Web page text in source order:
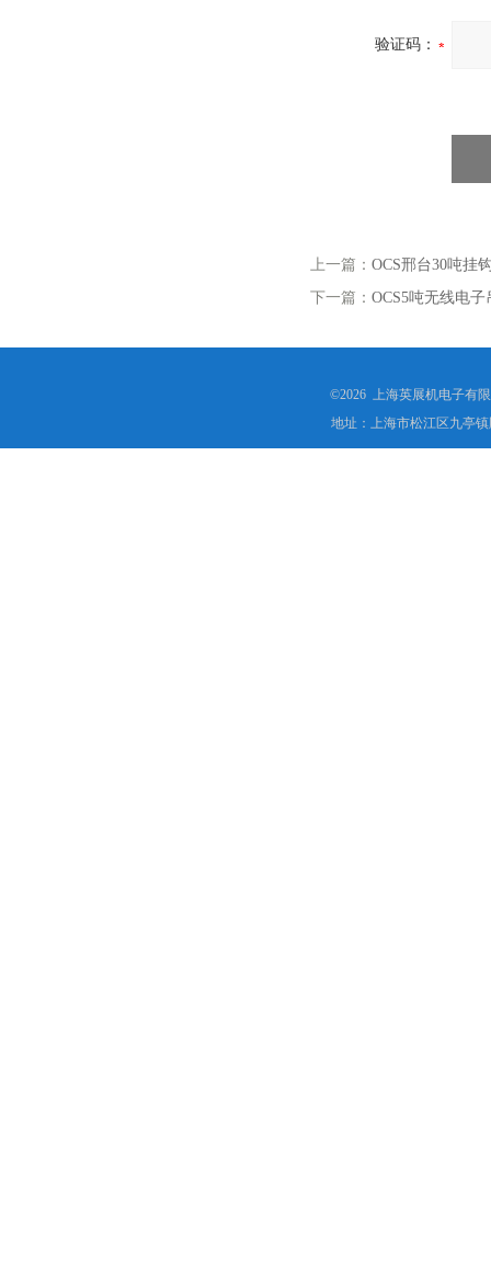
验证码：
上一篇： OCS邢台30吨挂
下一篇： OCS5吨无线电子
©2026 上海英展机电子有
地址：上海市松江区九亭镇